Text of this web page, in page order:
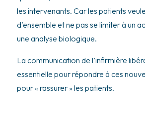
les intervenants. Car les patients
d’ensemble et ne pas se limiter à un
une analyse biologique.
La communication de l’infirmière
essentielle pour répondre à ces
pour « rassurer » les patients.